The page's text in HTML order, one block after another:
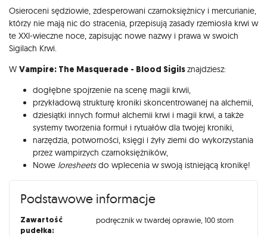
Osieroceni sędziowie, zdesperowani czarnoksiężnicy i mercurianie,
którzy nie mają nic do stracenia, przepisują zasady rzemiosła krwi w
te XXI-wieczne noce, zapisując nowe nazwy i prawa w swoich
Sigilach Krwi.
W Vampire: The Masquerade - Blood Sigilsznajdziesz:
dogłębne spojrzenie na scenę magii krwii,
przykładową strukturę kroniki skoncentrowanej na alchemii,
dziesiątki innych formuł alchemii krwi i magii krwi, a także
systemy tworzenia formuł i rytuałów dla twojej kroniki,
narzędzia, potworności, księgi i żyły ziemi do wykorzystania
przez wampirzych czarnoksiężników,
Nowe loresheetsdo wplecenia w swoją istniejącą kronikę!
Podstawowe informacje
Zawartość
pudełka:
podręcznik w twardej oprawie, 100 storn